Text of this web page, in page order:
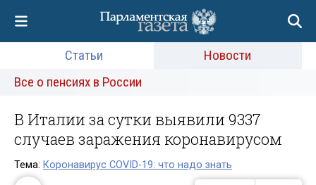
Статьи
Новости
Все о пенсиях в России
В Италии за сутки выявили 9337
случаев заражения коронавирусом
Тема: Коронавирус COVID-19: что надо знать